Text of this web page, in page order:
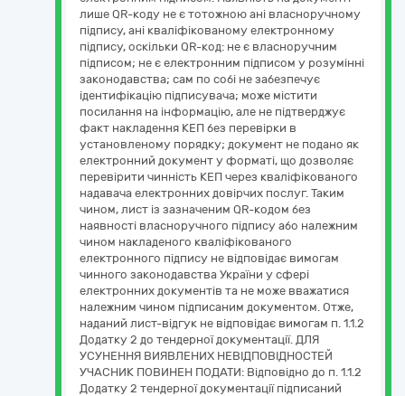
лише QR-коду не є тотожною ані власноручному
підпису, ані кваліфікованому електронному
підпису, оскільки QR-код: не є власноручним
підписом; не є електронним підписом у розумінні
законодавства; сам по собі не забезпечує
ідентифікацію підписувача; може містити
посилання на інформацію, але не підтверджує
факт накладення КЕП без перевірки в
установленому порядку; документ не подано як
електронний документ у форматі, що дозволяє
перевірити чинність КЕП через кваліфікованого
надавача електронних довірчих послуг. Таким
чином, лист із зазначеним QR-кодом без
наявності власноручного підпису або належним
чином накладеного кваліфікованого
електронного підпису не відповідає вимогам
чинного законодавства України у сфері
електронних документів та не може вважатися
належним чином підписаним документом. Отже,
наданий лист-відгук не відповідає вимогам п. 1.1.2
Додатку 2 до тендерної документації. ДЛЯ
УСУНЕННЯ ВИЯВЛЕНИХ НЕВІДПОВІДНОСТЕЙ
УЧАСНИК ПОВИНЕН ПОДАТИ: Відповідно до п. 1.1.2
Додатку 2 тендерної документації підписаний